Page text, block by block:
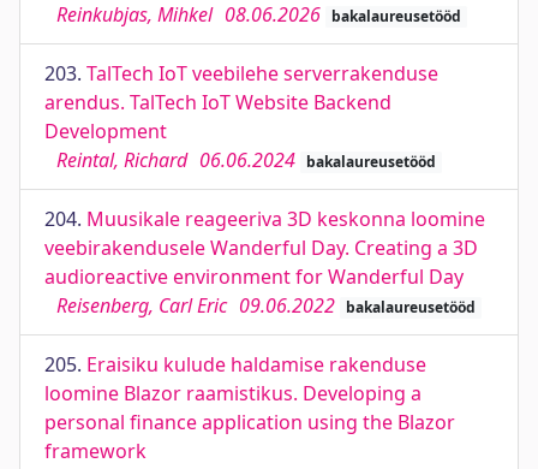
Reinkubjas, Mihkel 08.06.2026 bakalaureusetööd
203. TalTech IoT veebilehe serverrakenduse
arendus. TalTech IoT Website Backend
Development
Reintal, Richard 06.06.2024 bakalaureusetööd
204. Muusikale reageeriva 3D keskonna loomine
veebirakendusele Wanderful Day. Creating a 3D
audioreactive environment for Wanderful Day
Reisenberg, Carl Eric 09.06.2022 bakalaureusetööd
205. Eraisiku kulude haldamise rakenduse
loomine Blazor raamistikus. Developing a
personal finance application using the Blazor
framework